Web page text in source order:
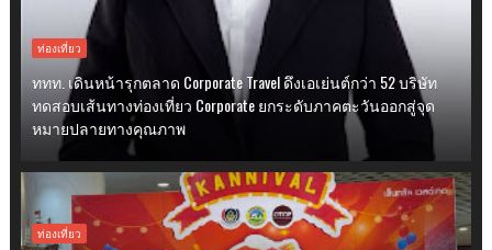
ท่องเที่ยว
ททท. เดินหน้ารุกตลาด Corporate Travel ดึงเอเย่นต์กว่า 52 บริษัท
ทดสอบเส้นทางท่องเที่ยว Corporate ยกระดับภาคตะวันออกสู่จุด
หมายปลายทางคุณภาพ
ท่องเที่ยว